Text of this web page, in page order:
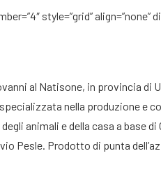
style=”grid” align=”none”
al Natisone, in provincia di
nella produzione e
animali e della casa a base
Pesle. Prodotto di punta